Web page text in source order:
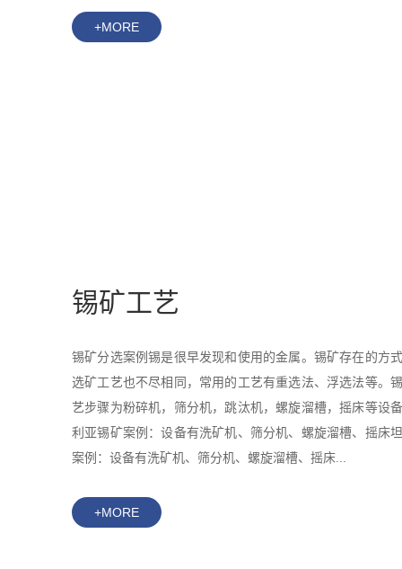
+MORE
锡矿工艺
锡矿分选案例锡是很早发现和使用的金属。锡矿存在的方
选矿工艺也不尽相同，常用的工艺有重选法、浮选法等。
艺步骤为粉碎机，筛分机，跳汰机，螺旋溜槽，摇床等设
利亚锡矿案例：设备有洗矿机、筛分机、螺旋溜槽、摇床
案例：设备有洗矿机、筛分机、螺旋溜槽、摇床...
+MORE